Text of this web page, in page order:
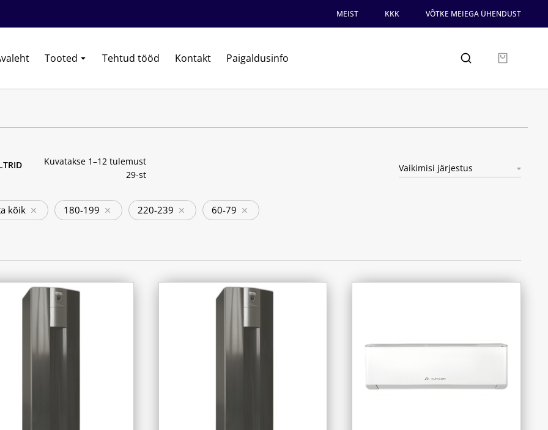
MEIST KKK VÕTKE MEIEGA ÜHENDUST
Tooted Tehtud tööd Kontakt Paigaldusinfo
Kuvatakse 1–12 tulemust
29-st
kõik 180-199 220-239 60-79